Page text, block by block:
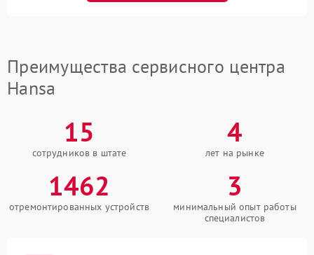
Преимущества сервисного центра
Hansa
15
сотрудников в штате
4
лет на рынке
1462
отремонтированных устройств
3
минимальный опыт работы
специалистов